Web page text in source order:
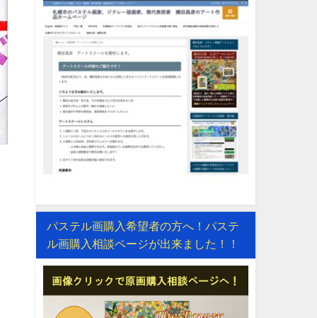
パステル画購入希望者の方へ！パステ
ル画購入相談ページが出来ました！！